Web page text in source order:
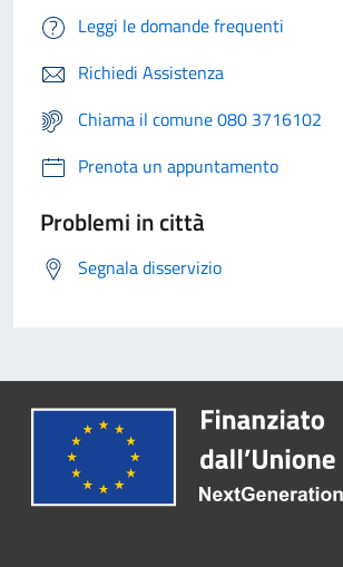
Leggi le domande frequenti
Richiedi Assistenza
Chiama il comune 080 3716102
Prenota un appuntamento
Problemi in città
Segnala disservizio